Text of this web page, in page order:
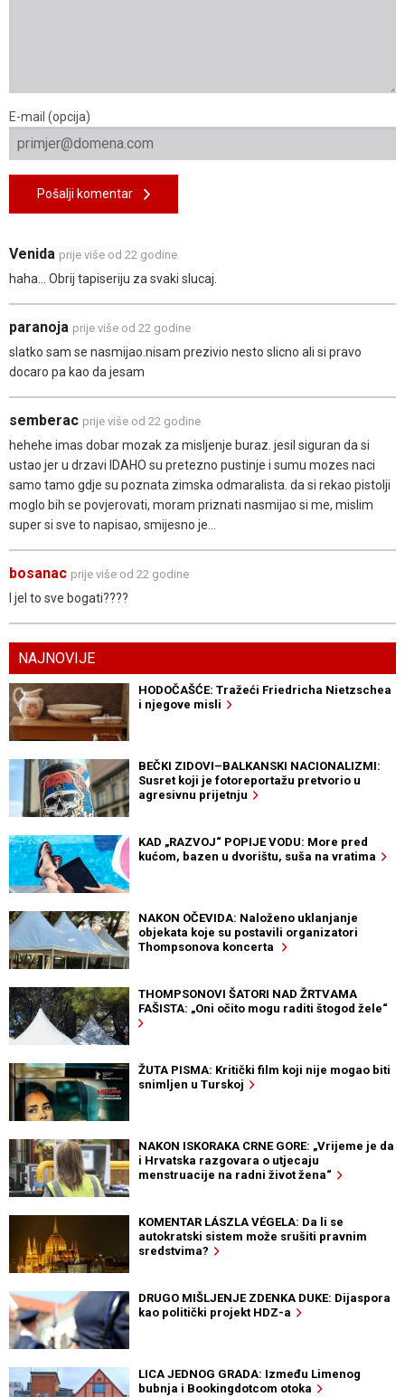
E-mail (opcija)
Pošalji komentar
Venida prije više od 22 godine
haha... Obrij tapiseriju za svaki slucaj.
paranoja prije više od 22 godine
slatko sam se nasmijao.nisam prezivio nesto slicno ali si pravo
docaro pa kao da jesam
semberac prije više od 22 godine
hehehe imas dobar mozak za misljenje buraz. jesil siguran da si
ustao jer u drzavi IDAHO su pretezno pustinje i sumu mozes naci
samo tamo gdje su poznata zimska odmaralista. da si rekao pistolji
moglo bih se povjerovati, moram priznati nasmijao si me, mislim
super si sve to napisao, smijesno je...
bosanac prije više od 22 godine
I jel to sve bogati????
NAJNOVIJE
HODOČAŠĆE: Tražeći Friedricha Nietzschea
i njegove misli
BEČKI ZIDOVI–BALKANSKI NACIONALIZMI:
Susret koji je fotoreportažu pretvorio u
agresivnu prijetnju
KAD „RAZVOJ“ POPIJE VODU: More pred
kućom, bazen u dvorištu, suša na vratima
NAKON OČEVIDA: Naloženo uklanjanje
objekata koje su postavili organizatori
Thompsonova koncerta
THOMPSONOVI ŠATORI NAD ŽRTVAMA
FAŠISTA: „Oni očito mogu raditi štogod žele“
ŽUTA PISMA: Kritički film koji nije mogao biti
snimljen u Turskoj
NAKON ISKORAKA CRNE GORE: „Vrijeme je da
i Hrvatska razgovara o utjecaju
menstruacije na radni život žena“
KOMENTAR LÁSZLA VÉGELA: Da li se
autokratski sistem može srušiti pravnim
sredstvima?
DRUGO MIŠLJENJE ZDENKA DUKE: Dijaspora
kao politički projekt HDZ-a
LICA JEDNOG GRADA: Između Limenog
bubnja i Bookingdotcom otoka